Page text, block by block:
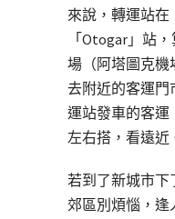
來說，轉運站在
「Otogar」站
場（阿塔圖克機
去附近的客運門
運站發車的客運
左右搭，看遠近
若到了新城市下
郊區別煩惱，逢